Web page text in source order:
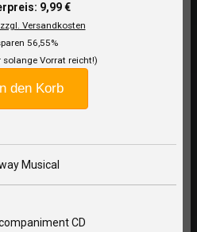
9,99 €
Versandkosten
56,55%
solange Vorrat reicht!)
den Korb
Musical
CD